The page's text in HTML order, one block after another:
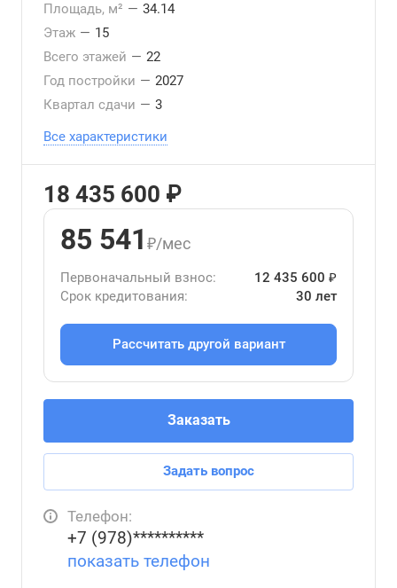
Площадь, м² — 34.14
Этаж — 15
Всего этажей — 22
Год постройки — 2027
Квартал сдачи — 3
Все характеристики
18 435 600 ₽
85 541 ₽/мес
Первоначальный взнос:
12 435 600 ₽
Срок кредитования:
30 лет
Рассчитать другой вариант
Заказать
Задать вопрос
Телефон:
+7 (978)**********
показать телефон